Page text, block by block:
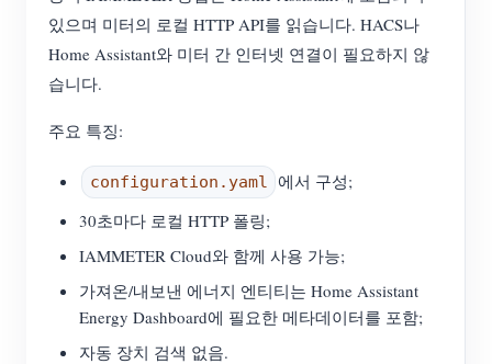
있으며 미터의 로컬 HTTP API를 읽습니다. HACS나
Home Assistant와 미터 간 인터넷 연결이 필요하지 않
습니다.
주요 특징:
configuration.yaml 에서 구성;
30초마다 로컬 HTTP 폴링;
IAMMETER Cloud와 함께 사용 가능;
가져온/내보낸 에너지 엔티티는 Home Assistant
Energy Dashboard에 필요한 메타데이터를 포함;
자동 장치 검색 없음.